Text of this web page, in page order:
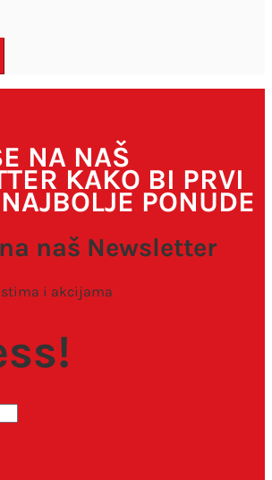
NA NAŠ
KAKO BI PRVI
PONUDE
naš Newsletter
i akcijama